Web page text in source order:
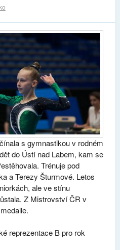
s gymnastikou v rodném
do Ústí nad Labem, kam se
Trénuje pod
a Terezy Šturmové. Letos
ale ve stínu
Z Mistrovství ČR v
reprezentace B pro rok